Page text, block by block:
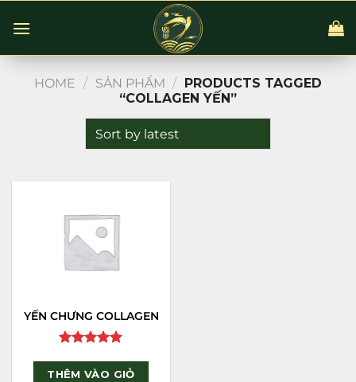
đến
HOME / SẢN PHẨM / PRODUCTS TAGGED
“COLLAGEN YẾN”
YẾN CHƯNG COLLAGEN
out of 5
THÊM VÀO GIỎ